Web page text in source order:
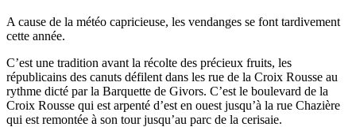
A cause de la météo capricieuse, les vendanges se font tardivement
cette année.
C’est une tradition avant la récolte des précieux fruits, les
républicains des canuts défilent dans les rue de la Croix Rousse au
rythme dicté par la Barquette de Givors. C’est le boulevard de la
Croix Rousse qui est arpenté d’est en ouest jusqu’à la rue Chazière
qui est remontée à son tour jusqu’au parc de la cerisaie.